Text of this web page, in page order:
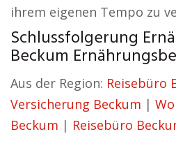
ihrem eigenen Tempo zu
Schlussfolgerung
Beckum
Aus der Region: Reisebüro
Versicherung Beckum |
Beckum | Reisebüro